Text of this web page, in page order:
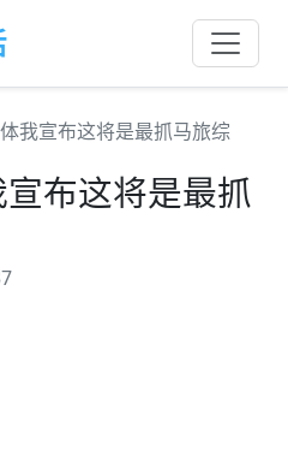
我宣布这将是最抓马旅综
布这将是最抓